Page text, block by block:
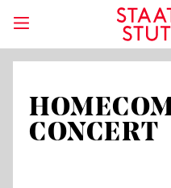
CONCERT